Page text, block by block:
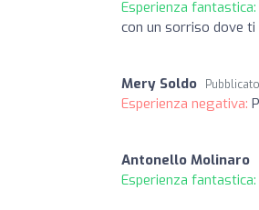
Esperienza fantastica:
con un sorriso dove ti
Mery Soldo
Esperienza negativa:
Antonello Molinaro
Esperienza fantastica: